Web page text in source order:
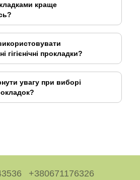
краще
гігієнічні прокладки?
увагу при виборі
+380671176326